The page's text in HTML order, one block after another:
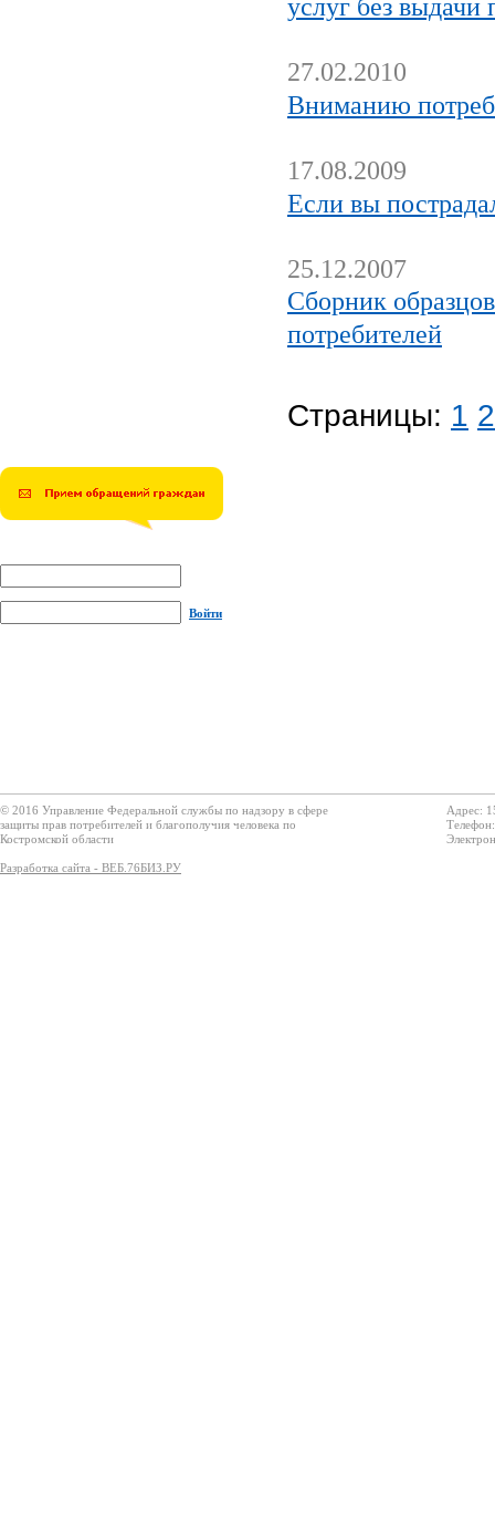
услуг без
27.02.2010
Вниманию
17.08.2009
Если вы
25.12.2007
Сборник
потребителей
Страницы: 1 2
Войти
© 2016 Управление Федеральной службы по надзору в сфере
защиты прав потребителей и благополучия человека по
Костромской области
Разработка сайта - ВЕБ.76БИЗ.РУ
Адрес: